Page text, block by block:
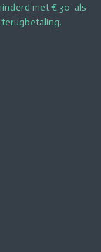
met € 30 als